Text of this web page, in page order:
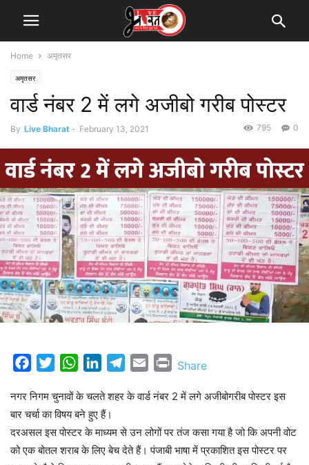
Home अमृतसर
अमृतसर
वार्ड नंबर 2 में लगे अजीबो गरीब पोस्टर
By Live Bharat - February 13, 2021 0
795
FacebookTwitterWhatsAppLinkedInTelegram
Email Print
Share
नगर निगम चुनावों के चलते शहर के वार्ड नंबर 2 में लगे अजीबोगरीब पोस्टर इस
बार चर्चा का विषय बने हुए हैं।
दरअसल इस पोस्टर के माध्यम से उन लोगों पर तंज कसा गया है जो कि अपनी वोट
को एक बोतल शराब के लिए बेच देते हैं। पंजाबी भाषा में प्रकाशित इस पोस्टर पर